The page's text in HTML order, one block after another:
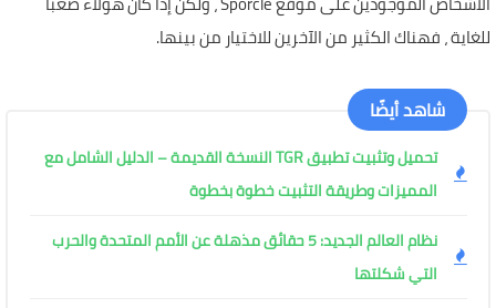
للغاية ، فهناك الكثير من الآخرين للاختيار من بينها.
شاهد أيضًا
تحميل وتثبيت تطبيق TGR النسخة القديمة – الدليل الشامل مع
المميزات وطريقة التثبيت خطوة بخطوة
نظام العالم الجديد: 5 حقائق مذهلة عن الأمم المتحدة والحرب
التي شكلتها